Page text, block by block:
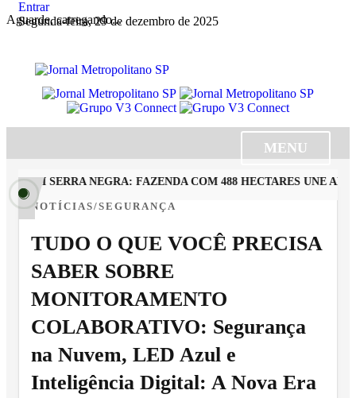
Aguarde, carregando...
Entrar
Segunda-feira, 29 de dezembro de 2025
MENU
EM SERRA NEGRA: FAZENDA COM 488 HECTARES UNE ALTA
NOTÍCIAS/SEGURANÇA
TUDO O QUE VOCÊ PRECISA
SABER SOBRE
MONITORAMENTO
COLABORATIVO: Segurança
na Nuvem, LED Azul e
Inteligência Digital: A Nova Era